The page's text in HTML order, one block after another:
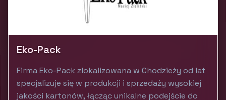
Eko-Pack
Firma Eko-Pack zlokalizowana w Chodzieży od lat
specjalizuje się w produkcji i sprzedaży wysokiej
jakości kartonów, łącząc unikalne podejście do